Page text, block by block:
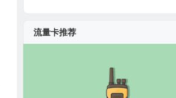
流量卡推荐